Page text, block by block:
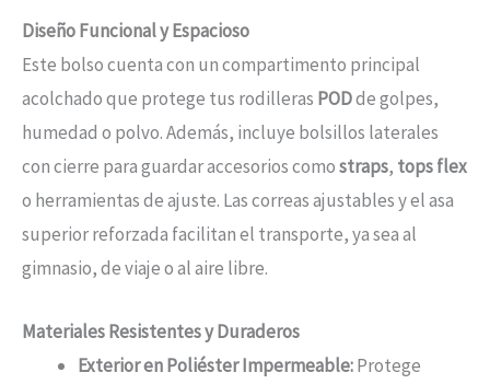
Diseño Funcional y Espacioso
Este bolso cuenta con un compartimento principal
acolchado que protege tus rodilleras PODde golpes,
humedad o polvo. Además, incluye bolsillos laterales
con cierre para guardar accesorios comostraps, tops flex
o herramientas de ajuste. Las correas ajustables y el asa
superior reforzada facilitan el transporte, ya sea al
gimnasio, de viaje o al aire libre.
Materiales Resistentes y Duraderos
Exterior en Poliéster Impermeable:Protege